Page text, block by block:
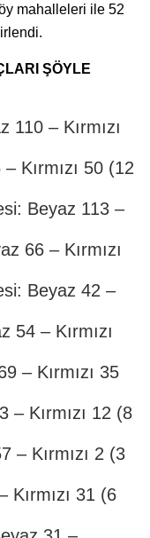
mahalleleri ile 52
ŞÖYLE
– Kırmızı
Kırmızı 50 (12
Beyaz 113 –
66 – Kırmızı
Beyaz 42 –
54 – Kırmızı
– Kırmızı 35
– Kırmızı 12 (8
– Kırmızı 2 (3
31 (6